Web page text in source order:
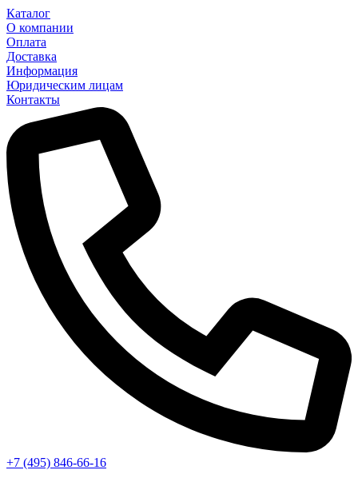
Каталог
О компании
Оплата
Доставка
Информация
Юридическим лицам
Контакты
+7 (495) 846-66-16